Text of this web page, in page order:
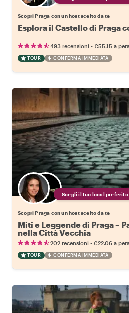
Scopri Praga con un host scelto da te
Esplora il Castello di Praga
493 recensioni • €55.15 a
TOUR CONFERMA IMMEDIATA
Scegli il tuo local preferito
Scopri Praga con un host scelto da te
Miti e Leggende di Praga –
nella Città Vecchia
202 recensioni • €22.06 a
TOUR CONFERMA IMMEDIATA